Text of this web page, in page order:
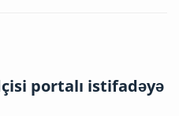
portalı istifadəyə